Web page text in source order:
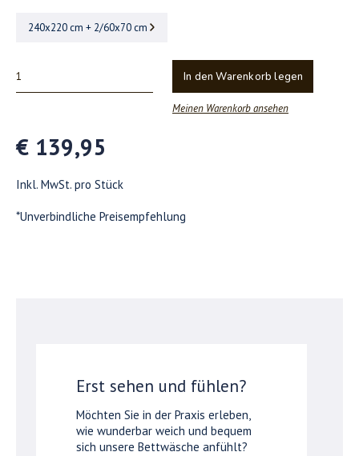
240x220 cm + 2/60x70 cm
In den Warenkorb legen
Meinen Warenkorb ansehen
€ 139,95
Inkl. MwSt. pro Stück
*Unverbindliche Preisempfehlung
Erst sehen und fühlen?
Möchten Sie in der Praxis erleben,
wie wunderbar weich und bequem
sich unsere Bettwäsche anfühlt?